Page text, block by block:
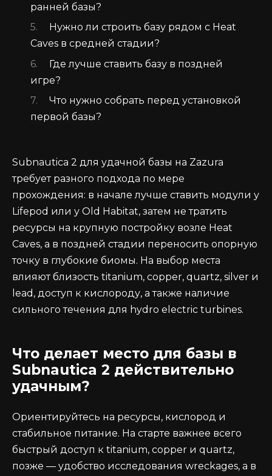
ранней базы?
Нужно ли строить базу рядом с Heat
Caves в средней стадии?
Где лучше ставить базу в поздней
игре?
Что нужно собрать перед установкой
первой базы?
Subnautica 2 для удачной базы на Zazura
требует разного подхода по мере
прохождения: в начале лучше ставить модули у
Lifepod или у Old Habitat, затем не тратить
ресурсы на крупную постройку возле Heat
Caves, а в поздней стадии переносить опорную
точку в глубокие биомы. На выбор места
влияют близость titanium, copper, quartz, silver и
lead, доступ к кислороду, а также наличие
сильного течения для hydro electric turbines.
Что делает место для базы в
Subnautica 2 действительно
удачным?
Ориентируйтесь на ресурсы, кислород и
стабильное питание. На старте важнее всего
быстрый доступ к titanium, copper и quartz,
позже — удобство исследования wreckages, а в